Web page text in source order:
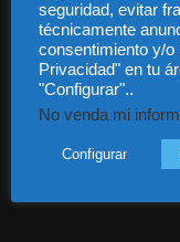
seguridad, evitar
técnicamente
consentimiento y/o
Privacidad" en tu
"Configurar"..
No venda mi
Configurar